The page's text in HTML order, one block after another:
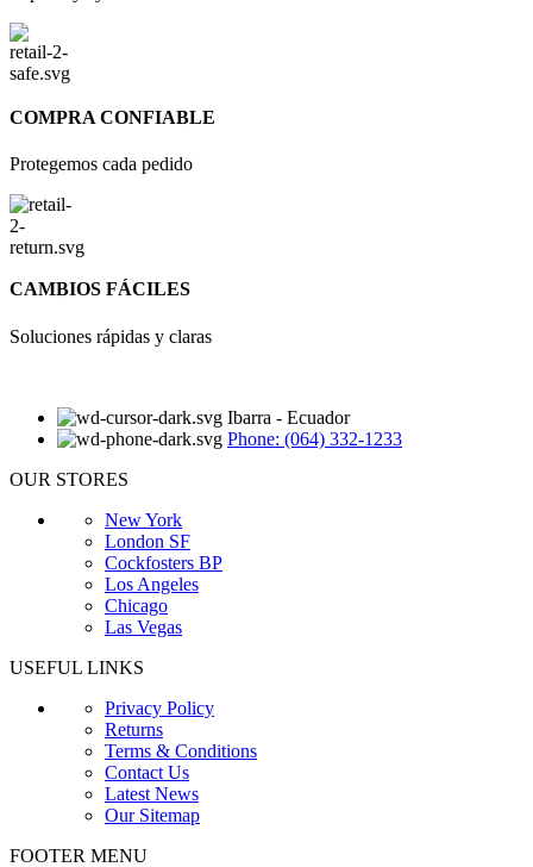
COMPRA CONFIABLE
Protegemos cada pedido
CAMBIOS FÁCILES
Soluciones rápidas y claras
Ibarra - Ecuador
Phone: (064) 332-1233
OUR STORES
New York
London SF
Cockfosters BP
Los Angeles
Chicago
Las Vegas
USEFUL LINKS
Privacy Policy
Returns
Terms & Conditions
Contact Us
Latest News
Our Sitemap
FOOTER MENU